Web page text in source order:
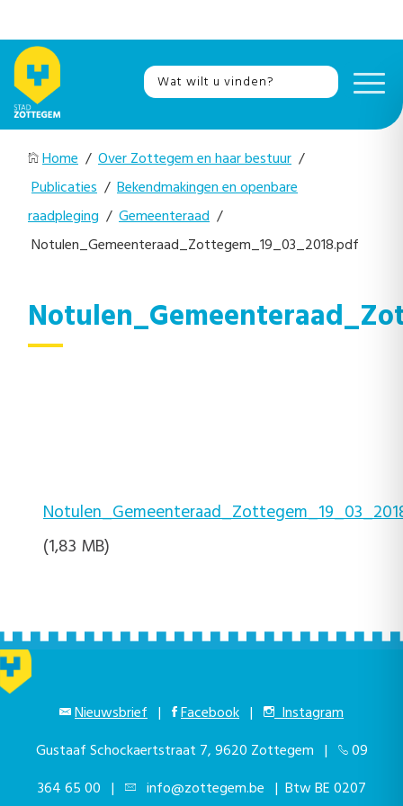
Home / Over Zottegem en haar bestuur /
Publicaties / Bekendmakingen en openbare
raadpleging / Gemeenteraad /
Notulen_Gemeenteraad_Zottegem_19_03_2018.pdf
(1,83 MB)
Nieuwsbrief | Facebook |
Instagram
Gustaaf Schockaertstraat 7, 9620 Zottegem |
09
364 65 00 | info@zottegem.be | Btw BE 0207